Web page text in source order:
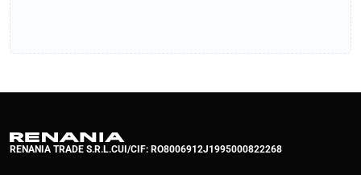
RENANIA TRADE S.R.L.CUI/CIF: RO8006912J1995000822268